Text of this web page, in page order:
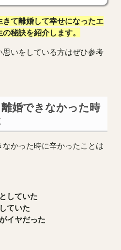
て離婚して幸せになったエ
秘訣を紹介します。
いをしている方はぜひ参考
婚できなかった時
かった時に辛かったことは
していた
ていた
イヤだった